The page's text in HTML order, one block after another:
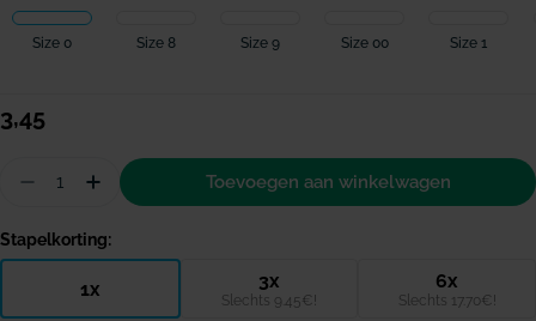
Size 0 Size 8 Size 9 Size 00 Size 1
Normale
3,45
Hoeveelheid
Aantal verminderen voor Piksters ragers Size 0
Hoeveelheid verhogen voor Piksters ragers
Toevoegen aan winkelwagen
Stapelkorting:
1x 3x
Slechts 9.45€!
6x
Slechts 17.70€!